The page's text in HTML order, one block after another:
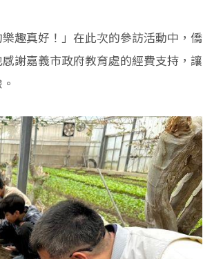
趣真好！」在此次的參訪活動中，僑
謝嘉義市政府教育處的經費支持，讓